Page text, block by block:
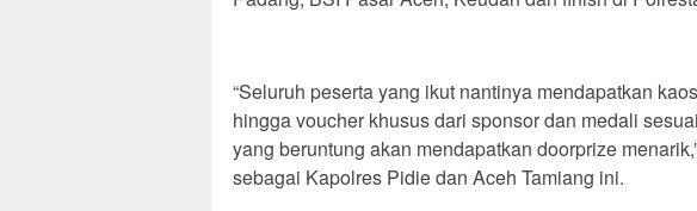
“Seluruh peserta yang ikut nantinya mendapatkan
hingga voucher khusus dari sponsor dan medali
yang beruntung akan mendapatkan doorprize
sebagai Kapolres Pidie dan Aceh Tamiang ini.